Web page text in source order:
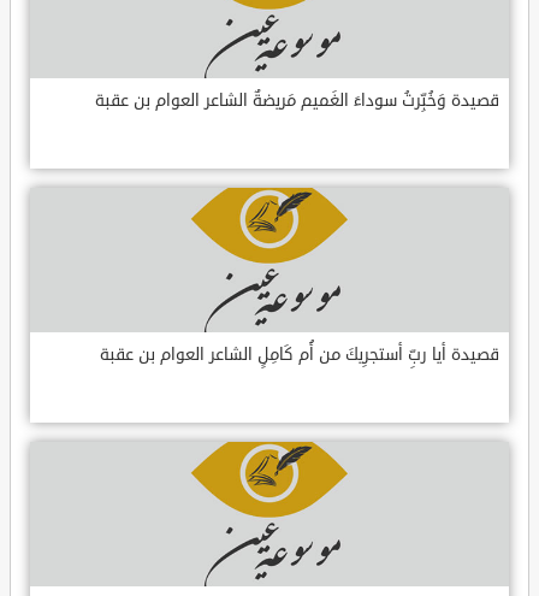
قصيدة وَخُبِّرتُ سوداءَ الغَميم مَريضةٌ الشاعر العوام بن عقبة
قصيدة أيا ربِّ أستجرِيكَ من أُم كَامِلٍ الشاعر العوام بن عقبة